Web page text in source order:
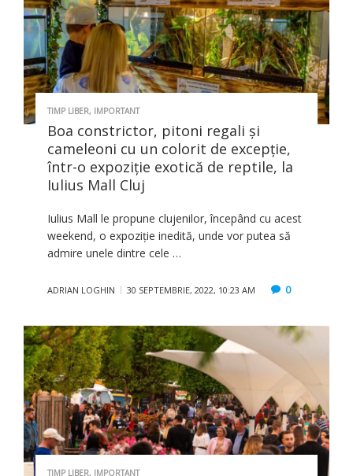
TIMP LIBER, IMPORTANT
Boa constrictor, pitoni regali şi
cameleoni cu un colorit de excepție,
într-o expoziţie exotică de reptile, la
Iulius Mall Cluj
Iulius Mall le propune clujenilor, începând cu acest
weekend, o expoziție inedită, unde vor putea să
admire unele dintre cele …
ADRIAN LOGHIN 30 SEPTEMBRIE, 2022, 10:23 AM 0
TIMP LIBER, IMPORTANT